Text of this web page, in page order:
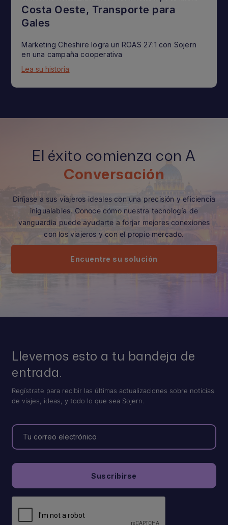
Costa Oeste, Transporte para
Gales
Marketing Cheshire logra un ROAS 27:1 con Sojern
en una campaña cooperativa
Lea su historia
El éxito comienza con A
Conversación
Diríjase a sus viajeros ideales con una precisión y eficiencia
inigualables. Conoce cómo nuestra tecnología de
vanguardia puede ayudarte a forjar mejores conexiones
con los viajeros y con el propio mercado.
Encuentre su solución
Llevemos esto a tu bandeja de
entrada.
Regístrate para recibir las últimas actualizaciones sobre noticias
de viajes, ideas, y todo lo que sea Sojern.